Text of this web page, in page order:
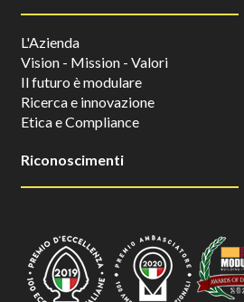
L'Azienda
Vision - Mission - Valori
Il futuro è modulare
Ricerca e innovazione
Etica e Compliance
Riconoscimenti